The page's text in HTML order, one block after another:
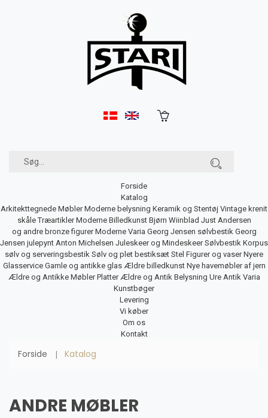
Forside
Katalog
Arkitekttegnede Møbler Moderne belysning Keramik og Stentøj Vintage krenit
skåle Træartikler Moderne Billedkunst Bjørn Wiinblad Just Andersen
og andre bronze figurer Moderne Varia Georg Jensen sølvbestik Georg
Jensen julepynt Anton Michelsen Juleskeer og Mindeskeer Sølvbestik Korpus
sølv og serveringsbestik Sølv og plet bestiksæt Stel Figurer og vaser Nyere
Glasservice Gamle og antikke glas Ældre billedkunst Nye havemøbler af jern
Ældre og Antikke Møbler Platter Ældre og Antik Belysning Ure Antik Varia
Kunstbøger
Levering
Vi køber
Om os
Kontakt
Forside Katalog
ANDRE MØBLER